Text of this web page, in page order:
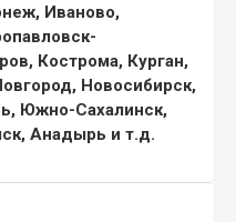
Иваново,
Кострома, Курган,
Новосибирск,
Южно-Сахалинск,
Анадырь и т.д.